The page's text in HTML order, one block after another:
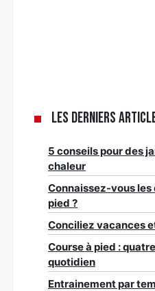
Les derniers
5 conseils pour des
chaleur
Connaissez-vous
pied ?
Conciliez vacances
Course à pied :
quotidien
Entrainement par